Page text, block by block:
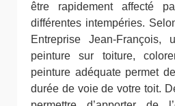
être rapidement affecté
différentes intempéries.
Entreprise Jean-François,
peinture sur toiture,
peinture adéquate permet
durée de voie de votre toit.